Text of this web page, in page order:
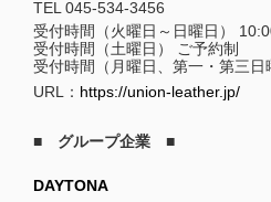
TEL 045-534-3456
受付時間（火曜日～日曜日）
受付時間（土曜日） ご予約制
受付時間（月曜日、第一・第三
URL： https://union-leather.jp/
■ グループ企業 ■
DAYTONA